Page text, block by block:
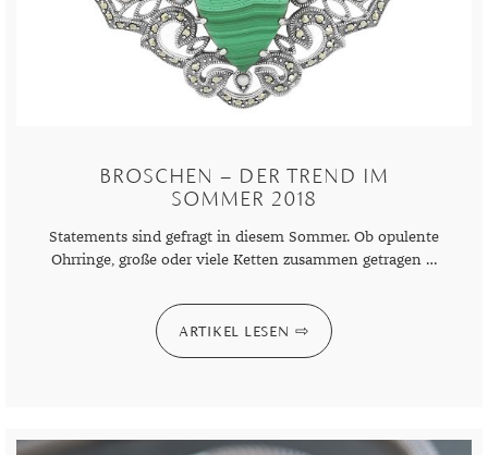
BROSCHEN – DER TREND IM
SOMMER 2018
Statements sind gefragt in diesem Sommer. Ob opulente
Ohrringe, große oder viele Ketten zusammen getragen …
ARTIKEL LESEN